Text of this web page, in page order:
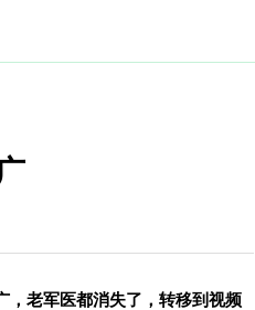
，老军医都消失了，转移到视频